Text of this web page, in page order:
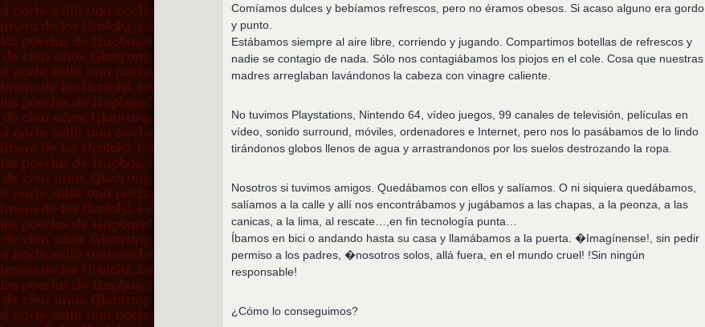
Comíamos dulces y bebíamos refrescos, pero no éramos obesos. Si acaso alguno era gordo
y punto.
Estábamos siempre al aire libre, corriendo y jugando. Compartimos botellas de refrescos y
nadie se contagio de nada. Sólo nos contagiábamos los piojos en el cole. Cosa que nuestras
madres arreglaban lavándonos la cabeza con vinagre caliente.
No tuvimos Playstations, Nintendo 64, vídeo juegos, 99 canales de televisión, películas en
vídeo, sonido surround, móviles, ordenadores e Internet, pero nos lo pasábamos de lo lindo
tirándonos globos llenos de agua y arrastrandonos por los suelos destrozando la ropa.
Nosotros si tuvimos amigos. Quedábamos con ellos y salíamos. O ni siquiera quedábamos,
salíamos a la calle y allí nos encontrábamos y jugábamos a las chapas, a la peonza, a las
canicas, a la lima, al rescate…,en fin tecnología punta…
Íbamos en bici o andando hasta su casa y llamábamos a la puerta. �Imagínense!, sin pedir
permiso a los padres, �nosotros solos, allá fuera, en el mundo cruel! !Sin ningún
responsable!
¿Cómo lo conseguimos?